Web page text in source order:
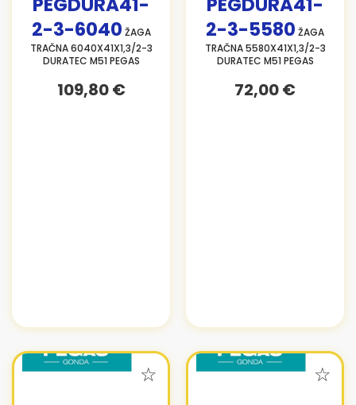
2-3-6040 ŽAGA
TRAČNA 6040X41X1,3/2-3
DURATEC M51 PEGAS
109,80 €
2-3-5580 ŽAGA
TRAČNA 5580X41X1,3/2-3
DURATEC M51 PEGAS
72,00 €